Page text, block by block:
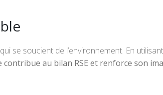
se soucient de l’environnement. En
contribue au bilan RSE et renforce son